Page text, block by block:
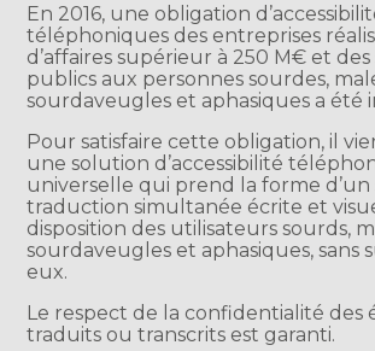
En 2016, une obligation
téléphoniques des entreprises
d’affaires supérieur à 250 M€ et des
publics aux personnes sourdes,
sourdaveugles et aphasiques a été
Pour satisfaire cette obligation, il
une solution d’accessibilité
universelle qui prend la forme d’un
traduction simultanée écrite et
disposition des utilisateurs sourds,
sourdaveugles et aphasiques, sans
eux.
Le respect de la confidentialité des
traduits ou transcrits est garanti.